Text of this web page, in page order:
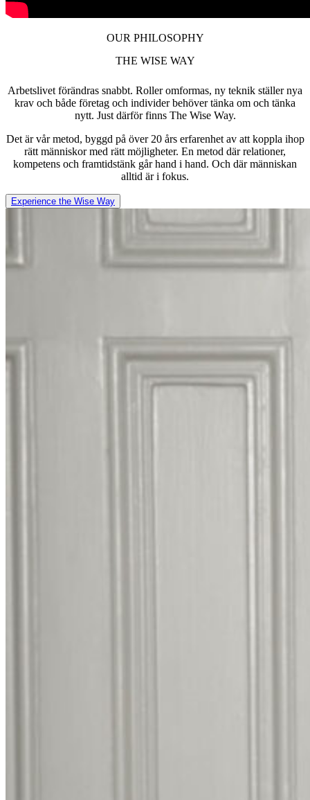
OUR PHILOSOPHY
THE WISE WAY
Arbetslivet förändras snabbt. Roller omformas, ny teknik ställer nya
krav och både företag och individer behöver tänka om och tänka
nytt. Just därför finns The Wise Way.
Det är vår metod, byggd på över 20 års erfarenhet av att koppla ihop
rätt människor med rätt möjligheter. En metod där relationer,
kompetens och framtidstänk går hand i hand. Och där människan
alltid är i fokus.
Experience the Wise Way